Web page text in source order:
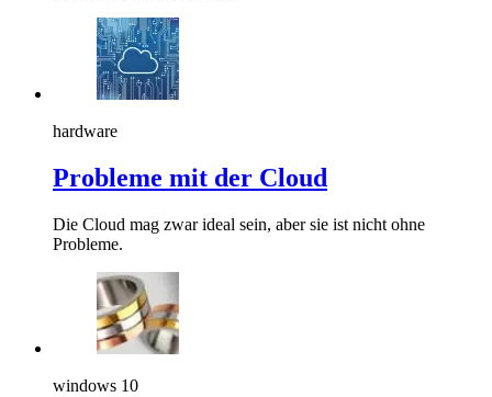
hardware
Probleme mit der Cloud
Die Cloud mag zwar ideal sein, aber sie ist nicht ohne
Probleme.
windows 10